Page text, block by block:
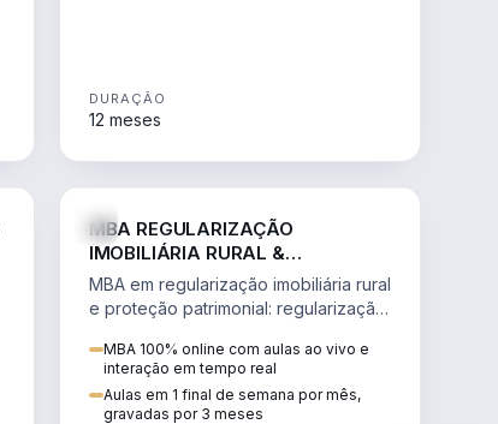
DURAÇÃO
12 meses
MBA REGULARIZAÇÃO
IMOBILIÁRIA RURAL &
PROTEÇÃO PATRIMONIAL
MBA em regularização imobiliária rural
e proteção patrimonial: regularização
rural.
MBA 100% online com aulas ao vivo e
interação em tempo real
Aulas em 1 final de semana por mês,
gravadas por 3 meses